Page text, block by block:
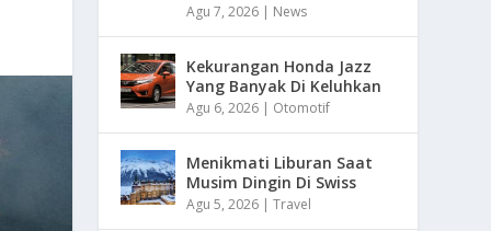
Agu 7, 2026 | News
Kekurangan Honda Jazz
Yang Banyak Di Keluhkan
Agu 6, 2026 | Otomotif
Menikmati Liburan Saat
Musim Dingin Di Swiss
Agu 5, 2026 |Travel